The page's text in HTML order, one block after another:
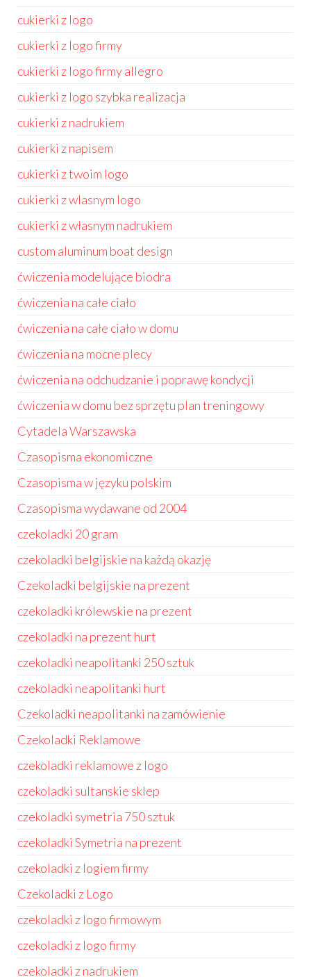
cukierki z logo
cukierki z logo firmy
cukierki z logo firmy allegro
cukierki z logo szybka realizacja
cukierki z nadrukiem
cukierki z napisem
cukierki z twoim logo
cukierki z wlasnym logo
cukierki z własnym nadrukiem
custom aluminum boat design
ćwiczenia modelujące biodra
ćwiczenia na całe ciało
ćwiczenia na całe ciało w domu
ćwiczenia na mocne plecy
ćwiczenia na odchudzanie i poprawę kondycji
ćwiczenia w domu bez sprzętu plan treningowy
Cytadela Warszawska
Czasopisma ekonomiczne
Czasopisma w języku polskim
Czasopisma wydawane od 2004
czekoladki 20 gram
czekoladki belgijskie na każdą okazję
Czekoladki belgijskie na prezent
czekoladki królewskie na prezent
czekoladki na prezent hurt
czekoladki neapolitanki 250 sztuk
czekoladki neapolitanki hurt
Czekoladki neapolitanki na zamówienie
Czekoladki Reklamowe
czekoladki reklamowe z logo
czekoladki sultanskie sklep
czekoladki symetria 750 sztuk
czekoladki Symetria na prezent
czekoladki z logiem firmy
Czekoladki z Logo
czekoladki z logo firmowym
czekoladki z logo firmy
czekoladki z nadrukiem